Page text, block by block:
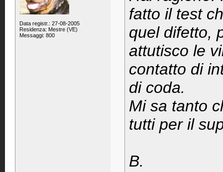
Data registr.: 27-08-2005
Residenza: Mestre (VE)
Messaggi: 800
fatto il test
quel difetto,
attutisco le
contatto di
di coda.
Mi sa tanto
tutti per il
B.